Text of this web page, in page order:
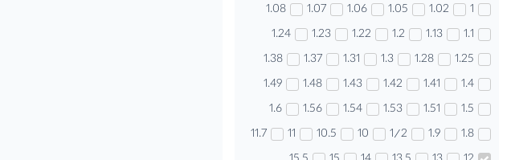
1
1.02
1.05
1.06
1.07
1.08
1.1
1.13
1.2
1.22
1.23
1.24
1.25
1.28
1.3
1.31
1.37
1.38
1.4
1.41
1.42
1.43
1.48
1.49
1.5
1.51
1.53
1.54
1.56
1.6
1.8
1.9
1/2
10
10.5
11
11.7